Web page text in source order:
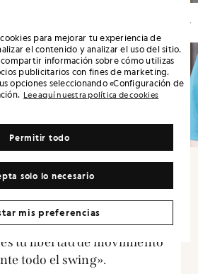
hasta la ciudad, se adapta
Además, es muy ligera, por
tu libertad de movimiento
todo el swing».
para mejorar tu experiencia de
el contenido y analizar el uso del sitio.
información sobre cómo utilizas
publicitarios con fines de marketing.
opciones seleccionando «Configuración de
Lee aquí nuestra política de cookies
solo lo necesario
Permitir todo
mis preferencias